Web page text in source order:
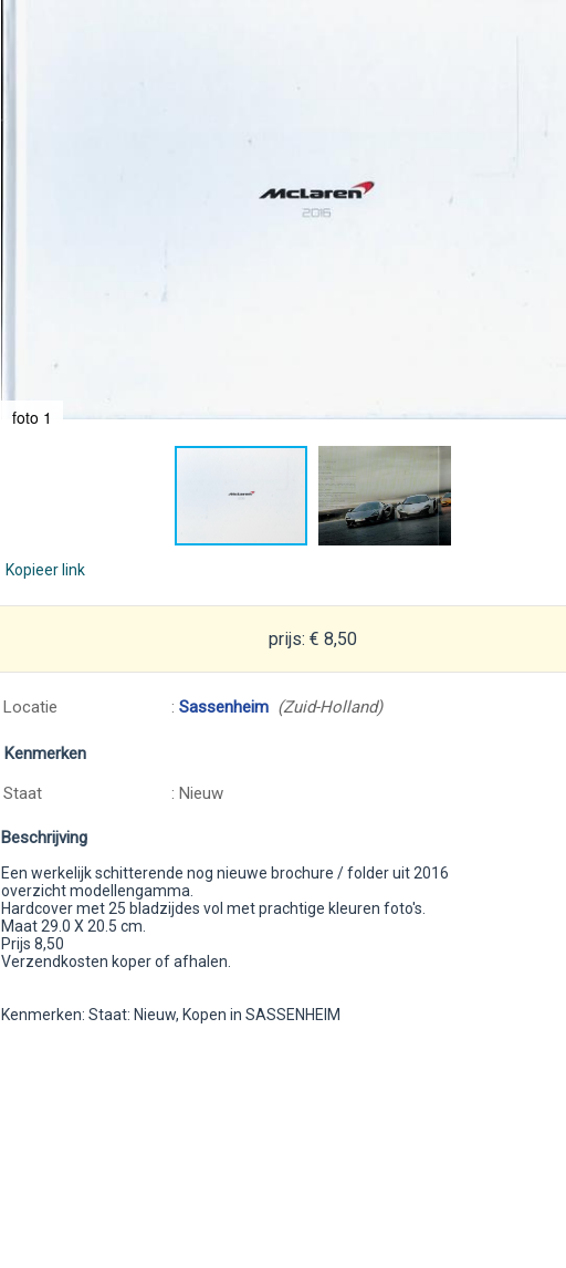
foto 1
Kopieer link
prijs: € 8,50
Locatie : Sassenheim (Zuid-Holland)
Kenmerken
Staat
: Nieuw
Beschrijving
Een werkelijk schitterende nog nieuwe brochure / folder uit 2016
overzicht modellengamma.
Hardcover met 25 bladzijdes vol met prachtige kleuren foto's.
Maat 29.0 X 20.5 cm.
Prijs 8,50
Verzendkosten koper of afhalen.
Kenmerken: Staat: Nieuw, Kopen in SASSENHEIM